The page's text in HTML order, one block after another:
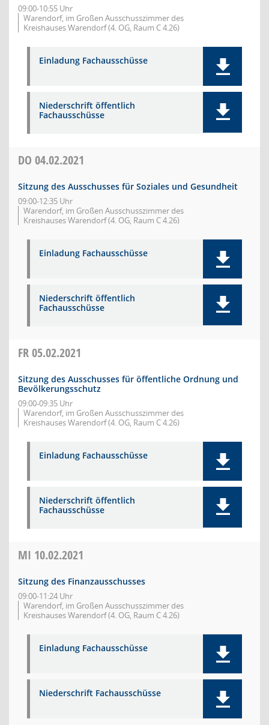
09:00-10:55 Uhr
Warendorf, im Großen Ausschusszimmer des
Kreishauses Warendorf (4. OG, Raum C 4.26)
Einladung Fachausschüsse
Niederschrift öffentlich
Fachausschüsse
DO 04.02.2021
Sitzung des Ausschusses für Soziales und Gesundheit
09:00-12:35 Uhr
Warendorf, im Großen Ausschusszimmer des
Kreishauses Warendorf (4. OG, Raum C 4.26)
Einladung Fachausschüsse
Niederschrift öffentlich
Fachausschüsse
FR05.02.2021
Sitzung des Ausschusses für öffentliche Ordnung und
Bevölkerungsschutz
09:00-09:35 Uhr
Warendorf, im Großen Ausschusszimmer des
Kreishauses Warendorf (4. OG, Raum C 4.26)
Einladung Fachausschüsse
Niederschrift öffentlich
Fachausschüsse
MI 10.02.2021
Sitzung des Finanzausschusses
09:00-11:24 Uhr
Warendorf, im Großen Ausschusszimmer des
Kreishauses Warendorf (4. OG, Raum C 4.26)
Einladung Fachausschüsse
Niederschrift Fachausschüsse